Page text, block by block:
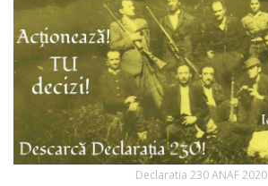
Declaratia 230 ANAF 2020